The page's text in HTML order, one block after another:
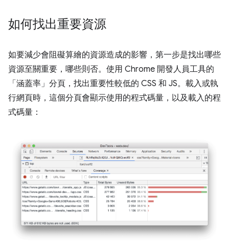
如何找出重要資源
如要減少會阻礙算繪的資源造成的影響，第一步是找出哪些
資源至關重要，哪些則否。使用 Chrome 開發人員工具的
「涵蓋率」分頁 ，找出重要性較低的 CSS 和 JS。載入或執
行網頁時，這個分頁會顯示使用的程式碼量，以及載入的程
式碼量：